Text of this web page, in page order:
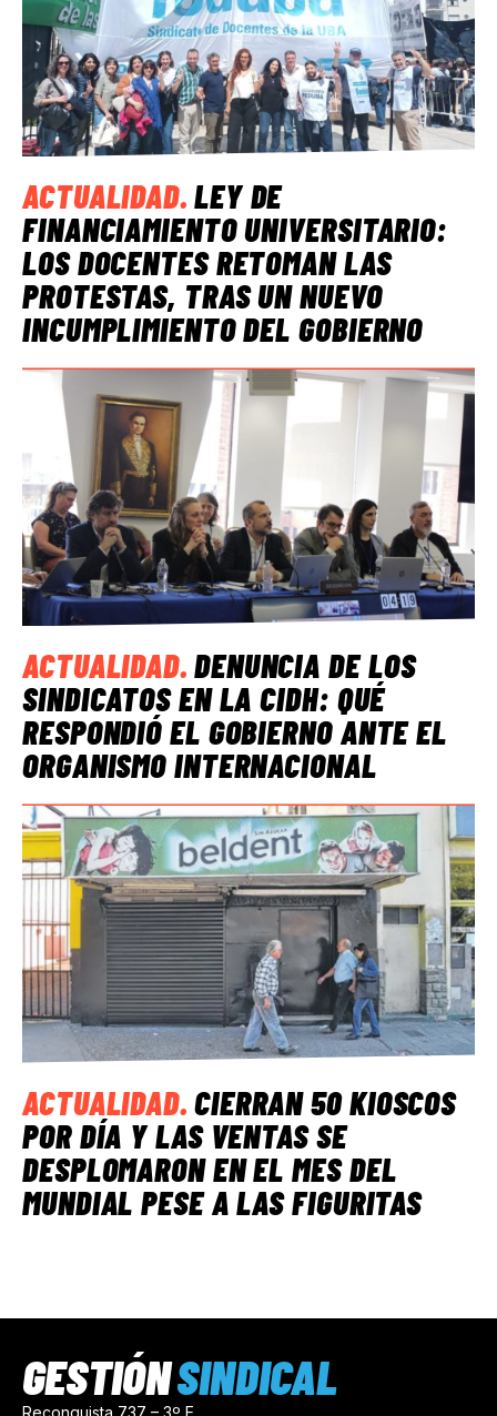
ACTUALIDAD.LEY DE
FINANCIAMIENTO UNIVERSITARIO:
LOS DOCENTES RETOMAN LAS
PROTESTAS, TRAS UN NUEVO
INCUMPLIMIENTO DEL GOBIERNO
ACTUALIDAD.DENUNCIA DE LOS
SINDICATOS EN LA CIDH: QUÉ
RESPONDIÓ EL GOBIERNO ANTE EL
ORGANISMO INTERNACIONAL
ACTUALIDAD.CIERRAN 50 KIOSCOS
POR DÍA Y LAS VENTAS SE
DESPLOMARON EN EL MES DEL
MUNDIAL PESE A LAS FIGURITAS
Reconquista 737 – 3º E
GESTIÓNSINDICAL